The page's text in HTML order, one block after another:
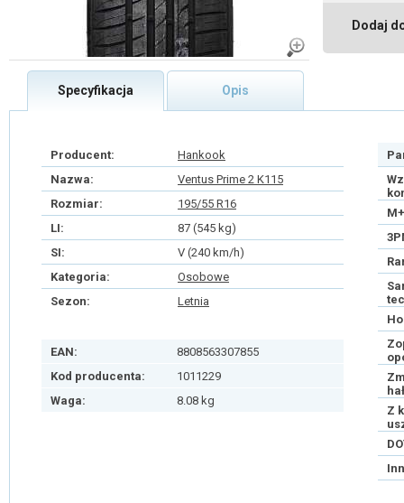
Dodaj
Specyfikacja Opis
Producent:
Hankook
Nazwa:
Ventus Prime 2 K115
Rozmiar:
195/55 R16
LI:
87 (545 kg)
SI:
V (240 km/h)
Kategoria:
Osobowe
Sezon:
Letnia
EAN:
8808563307855
Kod producenta:
1011229
Waga:
8.08 kg
Z